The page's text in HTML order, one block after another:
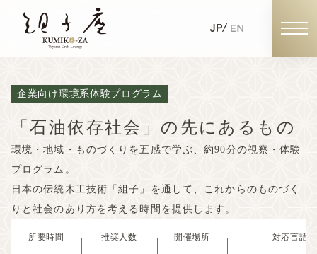
組子体験の予約
個人の予約
団体・企業・学校の予約
企業向け環境系体験プログラム
「石油依存社会」の先にあるもの
環境・地域・ものづくりを五感で学ぶ、約90分の視察・体験
プログラム。
日本の伝統木工技術「組子」を通して、これからのものづく
りと社会のあり方を考える時間を提供します。
所要時間 推奨人数 開催場所 対応言語